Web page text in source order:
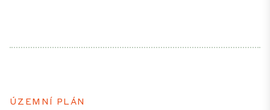
ÚZEMNÍ PLÁN